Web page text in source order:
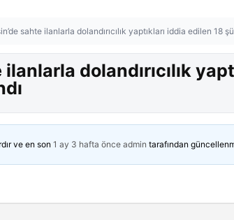
sahte ilanlarla dolandırıcılık yaptıkları iddia edilen 18
dolandırıcılık
ve en son 1 ay 3 hafta önce admin tarafından